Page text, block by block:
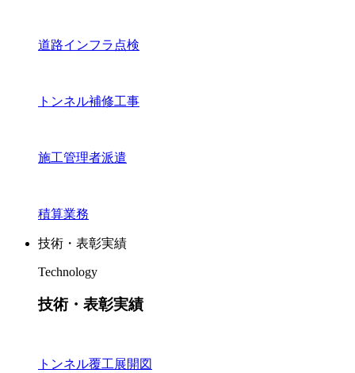
道路インフラ点検
トンネル補修工事
施工管理者派遣
積算業務
技術・表彰実績
Technology
技術・表彰実績
トンネル覆工展開図